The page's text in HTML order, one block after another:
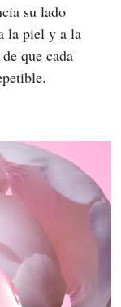
su lado
la piel y a la
que cada